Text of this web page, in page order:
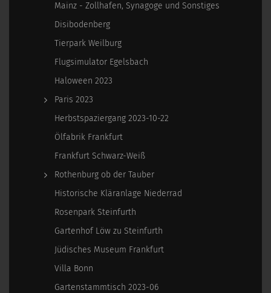
Mainz - Zollhafen, Synagoge und Sonstiges
Disibodenberg
Tierpark Weilburg
Flugsimulator Egelsbach
Haloween 2023
Paris 2023
Herbstspaziergang 2023-10-22
Ölfabrik Frankfurt
Frankfurt Schwarz-Weiß
Rothenburg ob der Tauber
Historische Kläranlage Niederrad
Rosenpark Steinfurth
Gartenhof Löw zu Steinfurth
Jüdisches Museum Frankfurt
Villa Bonn
Gartenstammtisch 2023-06